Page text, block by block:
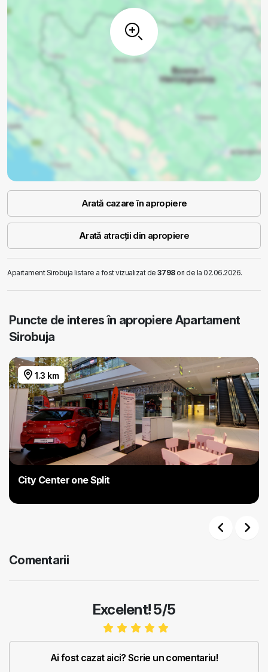
Arată cazare în apropiere
Arată atracții din apropiere
Apartament Sirobuja listare a fost vizualizat de3798ori de la 02.06.2026.
Puncte de interes în apropiere Apartament
Sirobuja
1.3 km
City Center one Split
Comentarii
Excelent! 5/5
Ai fost cazat aici? Scrie un comentariu!